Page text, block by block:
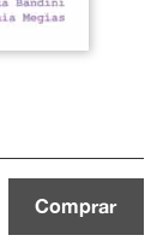
Comprar